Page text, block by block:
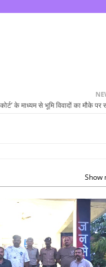
के माध्यम से भूमि विवादों का मौके पर
Show